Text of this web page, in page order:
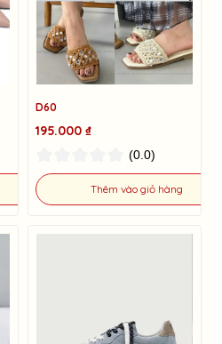
D60
195.000 ₫
(0.0)
Thêm vào giỏ hàng